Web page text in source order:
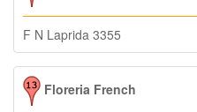
F N Laprida 3355
Floreria French